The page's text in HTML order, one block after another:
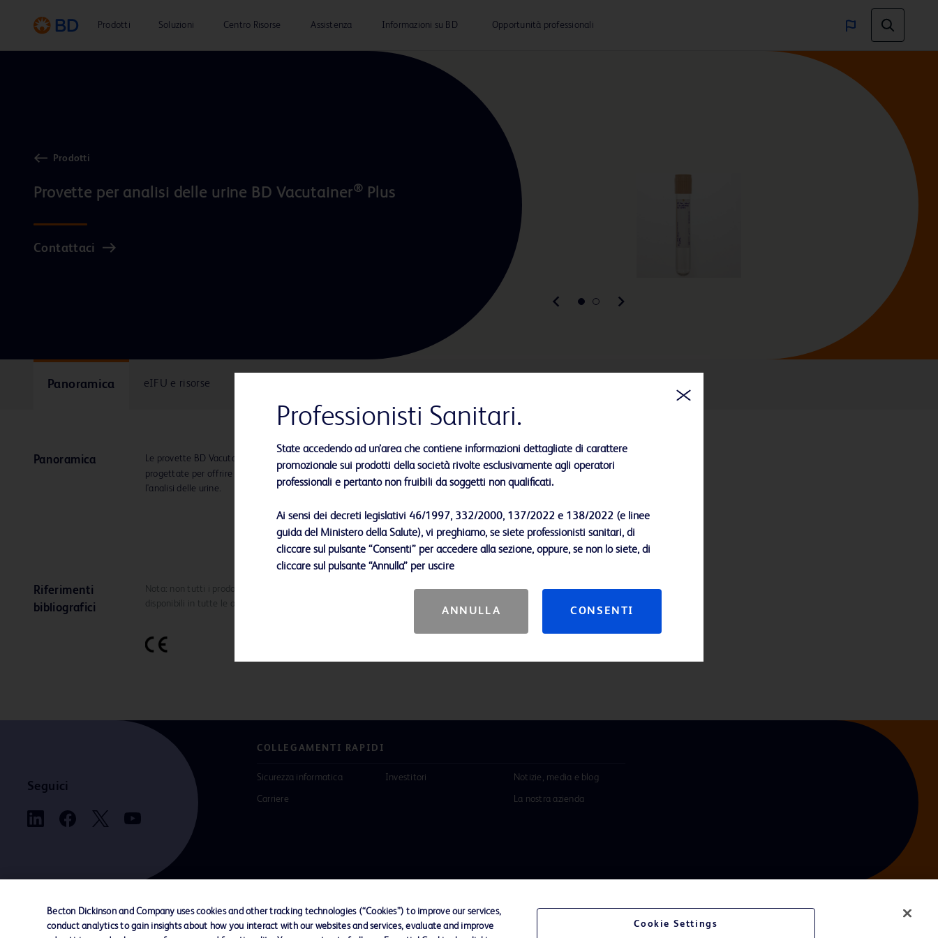
Prodotti Soluzioni Centro Risorse Assistenza Informazioni su BD Opportunità professionali
Prodotti
Provette per analisi delle urine BD Vacutainer®
Contattaci
Panoramica eIFU e risorse
Panoramica Le provette BD Vacutainer
Plus per l'analisi delle urine sono state
progettate per offrire più tempo per testare e analizzare i campioni per
l'analisi delle urine.
Riferimenti
bibliografici
Nota: non tutti i prodotti, i servizi o alcune funzionalità/caratteristiche dei prodotti e dei servizi sono
disponibili in tutte le aree geografiche. Si prega di fare riferimento al tuo rappresentante BD di zona.
Seguici
COLLEGAMENTI RAPIDI
Sicurezza informatica
Carriere
Investitori Notizie, media e blog
La nostra azienda
Professionisti Sanitari.
State accedendo ad un’area che contiene informazioni dettagliate di carattere
promozionale sui prodotti della società rivolte esclusivamente agli operatori
professionali e pertanto non fruibili da soggetti non qualificati.
Ai sensi dei decreti legislativi 46/1997, 332/2000, 137/2022 e 138/2022 (e linee
guida del Ministero della Salute), vi preghiamo, se siete professionisti sanitari, di
cliccare sul pulsante “Consenti” per accedere alla sezione, oppure, se non lo siete, di
cliccare sul pulsante “Annulla” per uscire
ANNULLA CONSENTI
Becton Dickinson and Company uses cookies and other tracking technologies (“Cookies”) to improve our services,
conduct analytics to gain insights about how you interact with our websites and services, evaluate and improve
Cookie Settings